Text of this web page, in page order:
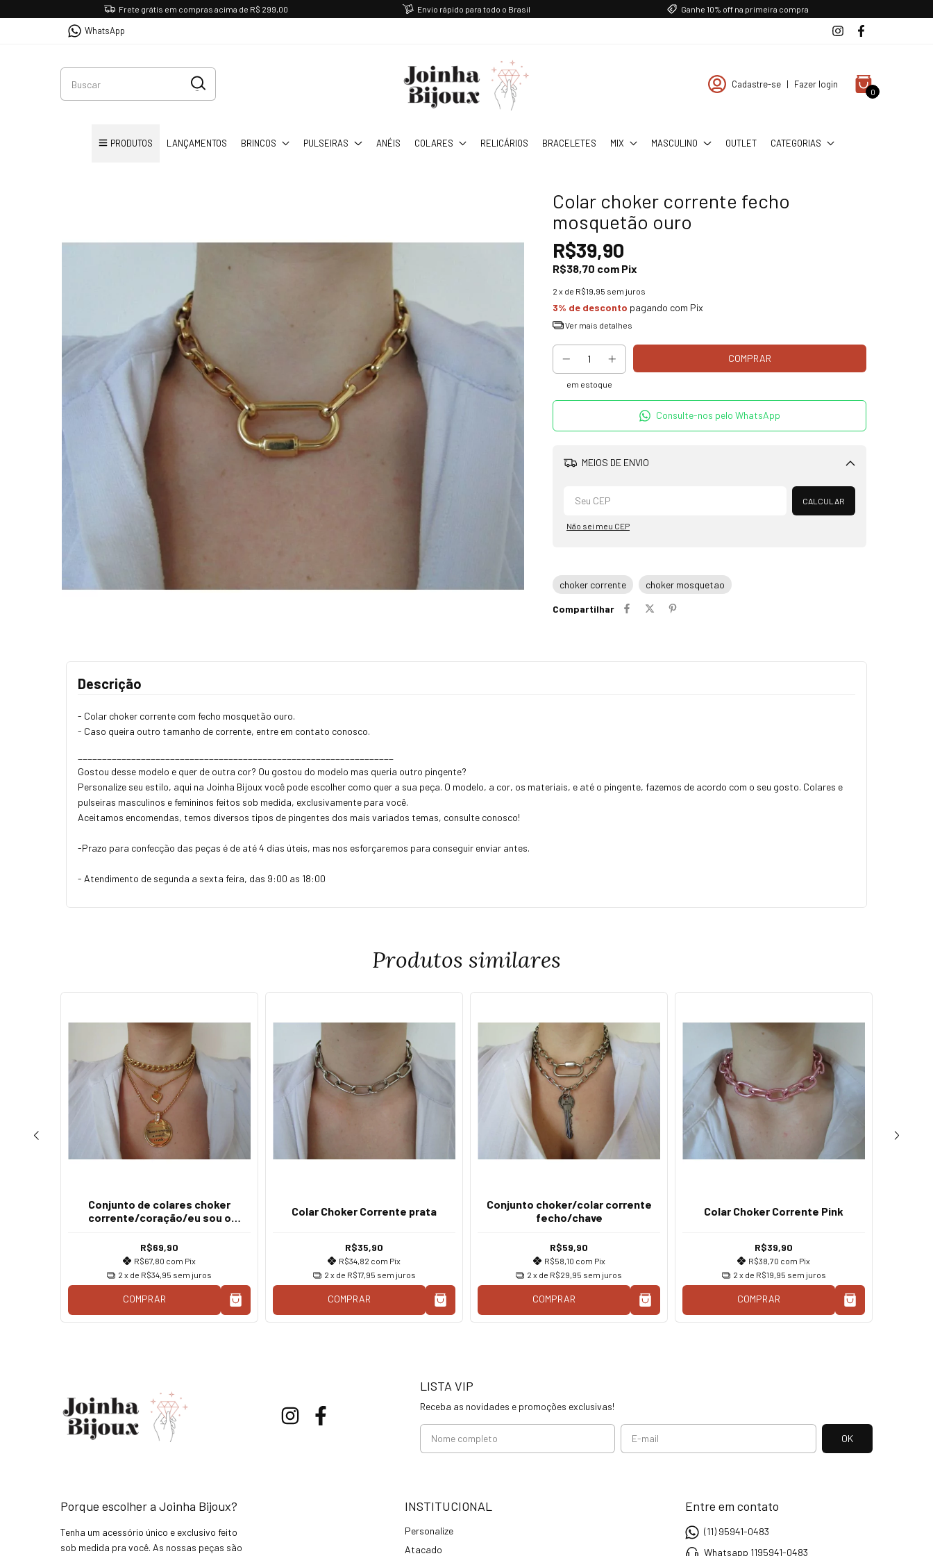
Frete grátis em compras acima de R$ 299,00 Envio rápido para todo o Brasil Ganhe 10% off na primeira compra
WhatsApp
Cadastre-se | Fazer login
0
PRODUTOS LANÇAMENTOS BRINCOS PULSEIRAS ANÉIS COLARES RELICÁRIOS BRACELETES MIX MASCULINO OUTLET CATEGORIAS
Colar choker corrente fecho
mosquetão ouro
R$39,90
R$38,70 com Pix
2 x de R$19,95 sem juros
3% de desconto pagando com Pix
Ver mais detalhes
em estoque
Consulte-nos pelo WhatsApp
MEIOS DE ENVIO
Alterar CEP
CALCULAR
Não sei meu CEP
choker corrente choker mosquetao
Compartilhar
Descrição
- Colar choker corrente com fecho mosquetão ouro.
- Caso queira outro tamanho de corrente, entre em contato conosco.
Gostou desse modelo e quer de outra cor? Ou gostou do modelo mas queria outro pingente?
Personalize seu estilo, aqui na Joinha Bijoux você pode escolher como quer a sua peça. O modelo, a cor, os materiais, e até o pingente, fazemos de acordo com o seu gosto. Colares e
pulseiras masculinos e femininos feitos sob medida, exclusivamente para você.
Aceitamos encomendas, temos diversos tipos de pingentes dos mais variados temas, consulte conosco!
-Prazo para confecção das peças é de até 4 dias úteis, mas nos esforçaremos para conseguir enviar antes.
- Atendimento de segunda a sexta feira, das 9:00 as 18:00
Produtos similares
Conjunto de colares choker
corrente/coração/eu sou o
R$69,90
R$67,80 com Pix
2 x de R$34,95 sem juros
COMPRAR
Colar Choker Corrente prata
R$35,90
R$34,82 com Pix
2 x de R$17,95 sem juros
COMPRAR
Conjunto choker/colar corrente
fecho/chave
R$59,90
R$58,10 com Pix
2 x de R$29,95 sem juros
COMPRAR
Colar Choker Corrente Pink
R$39,90
R$38,70 com Pix
2 x de R$19,95 sem juros
COMPRAR
LISTA VIP
Receba as novidades e promoções exclusivas!
Porque escolher a Joinha Bijoux?
Tenha um acessório único e exclusivo feito
sob medida pra você. As nossas peças são
INSTITUCIONAL
Personalize
Atacado
Entre em contato
(11) 95941-0483
Whatsapp 1195941-0483